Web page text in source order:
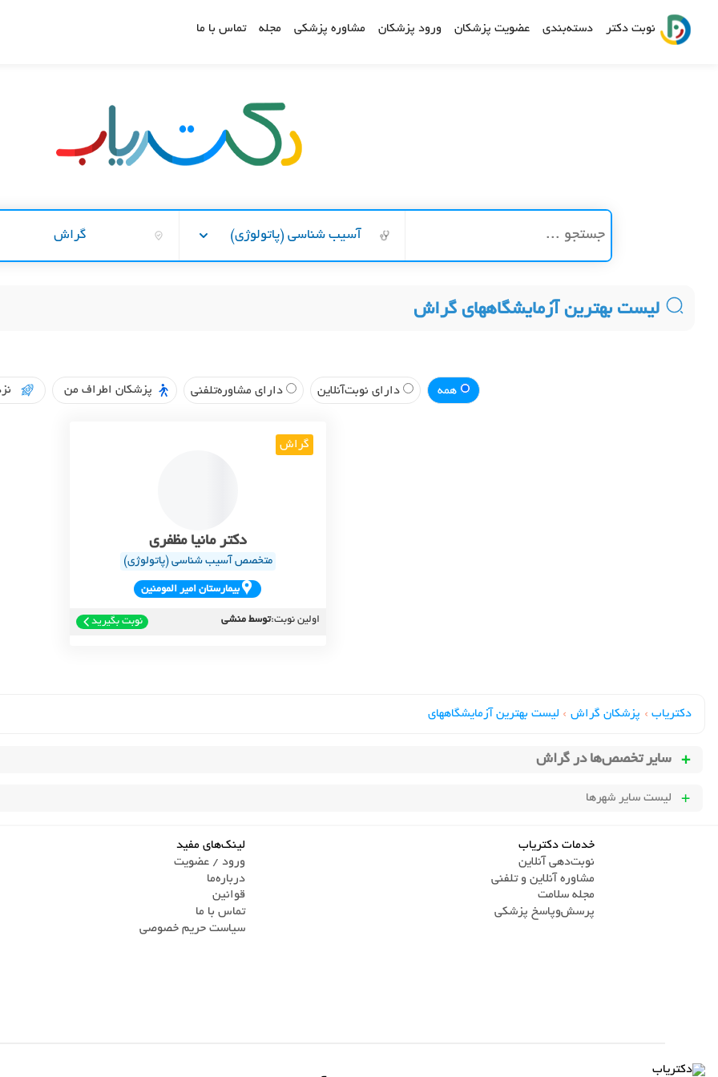
نوبت دکتر دسته‌بندی عضویت پزشکان ورود پزشکان مشاوره پزشکی مجله تماس با ما
آسیب شناسی (پاتولوژی) گراش
لیست بهترین آزمایشگاههای گراش
همه دارای نوبت‌آنلاین دارای مشاوره‌تلفنی پزشکان اطراف من
گراش
دکتر مانیا مظفری
متخصص آسیب شناسی (پاتولوژی)
بيمارستان امير المومنين
اولین نوبت:توسط منشی نوبت بگیرید
دکتریاب › پزشکان گراش › لیست بهترین آزمایشگاههای
سایر تخصص‌ها در گراش
لیست سایر شهرها
خدمات دکتریاب
نوبت‌دهی آنلاین
مشاوره آنلاین و تلفنی
مجله سلامت
پرسش‌و‌پاسخ پزشکی
لینک‌های مفید
ورود / عضویت
درباره‌ما
قوانین
تماس ‌با ما
سیاست حریم خصوصی